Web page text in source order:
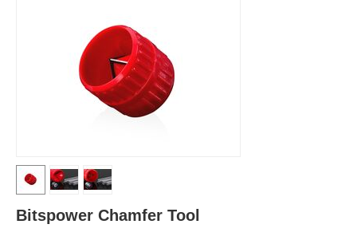
Bitspower Chamfer Tool